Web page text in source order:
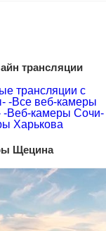
трансляции
трансляции с
-Все веб-камеры
-Веб-камеры Сочи-
Харькова
Щецина